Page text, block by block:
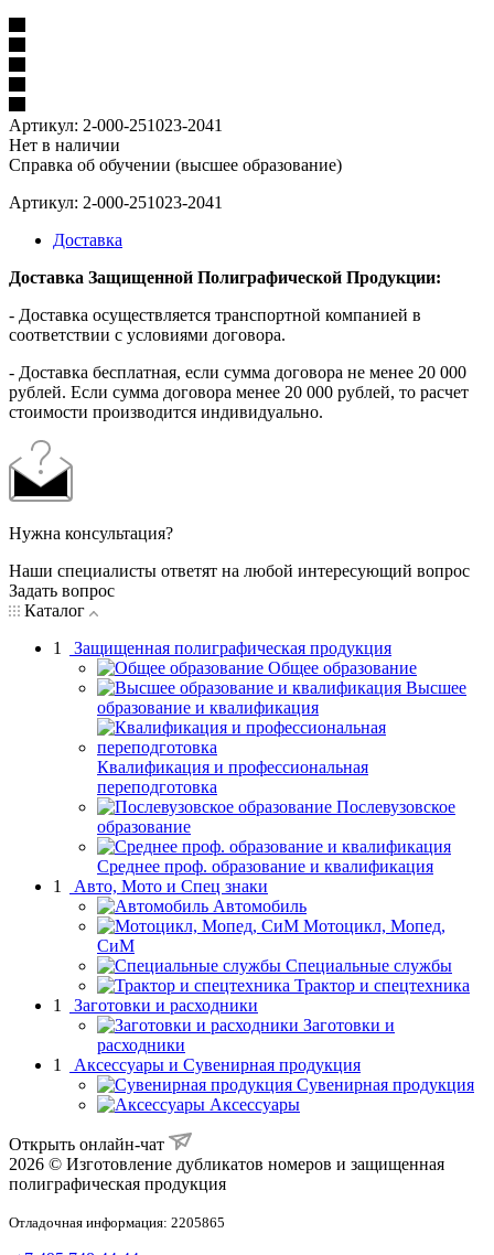
Артикул: 2-000-251023-2041
Нет в наличии
Справка об обучении (высшее образование)
Артикул: 2-000-251023-2041
Доставка
Доставка Защищенной Полиграфической Продукции:
- Доставка осуществляется транспортной компанией в
соответствии с условиями договора.
- Доставка бесплатная, если сумма договора не менее 20 000
рублей. Если сумма договора менее 20 000 рублей, то расчет
стоимости производится индивидуально.
Нужна консультация?
Наши специалисты ответят на любой интересующий вопрос
Задать вопрос
Каталог
1
Защищенная полиграфическая продукция
Общее образование
Высшее
образование и квалификация
Квалификация и профессиональная
переподготовка
Послевузовское
образование
Среднее проф. образование и квалификация
1
Авто, Мото и Спец знаки
Автомобиль
Мотоцикл, Мопед,
СиМ
Специальные службы
Трактор и спецтехника
1
Заготовки и расходники
Заготовки и
расходники
1
Аксессуары и Сувенирная продукция
Сувенирная продукция
Аксессуары
Открыть онлайн-чат
2026 © Изготовление дубликатов номеров и защищенная
полиграфическая продукция
Отладочная информация: 2205865